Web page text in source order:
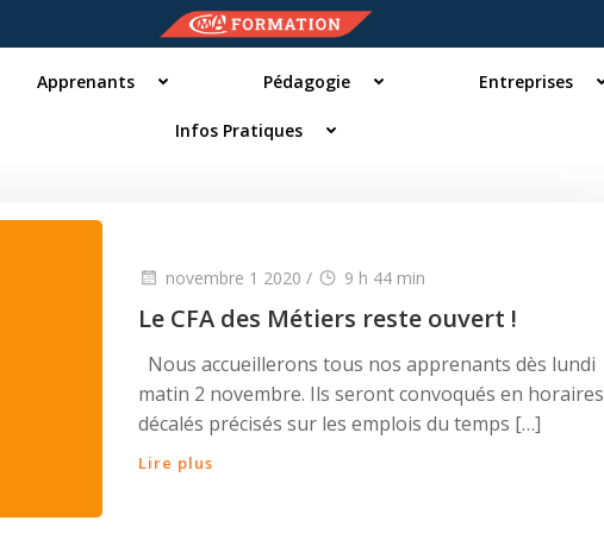
Apprenants Pédagogie Entreprises
Infos Pratiques
novembre 1 2020 / 9 h 44 min
Le CFA des Métiers reste ouvert !
Nous accueillerons tous nos apprenants dès lundi
matin 2 novembre. Ils seront convoqués en horaires
décalés précisés sur les emplois du temps […]
Lire plus